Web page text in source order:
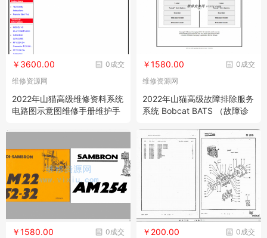
0成交
￥3600.00
维修资源网
2022年山猫高级维修资料系统
电路图示意图维修手册维护手
0成交
￥1580.00
维修资源网
2022年山猫高级故障排除服务
系统 Bobcat BATS （故障诊
0成交
￥1580.00 0成交
￥200.00